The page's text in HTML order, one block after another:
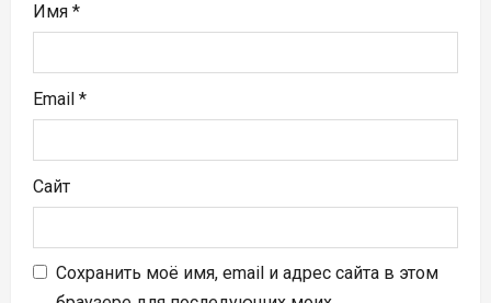
м
Имя *
Email *
Сайт
Сохранить моё имя, email и адрес сайта в этом